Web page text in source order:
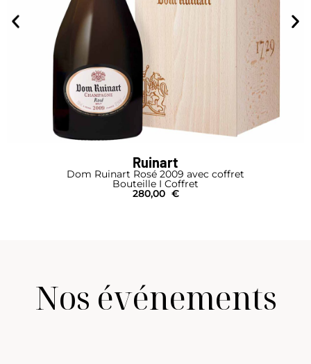
Ruinart
Dom Ruinart Rosé 2009 avec coffret
Bouteille I Coffret
280,00 €
Nos événements